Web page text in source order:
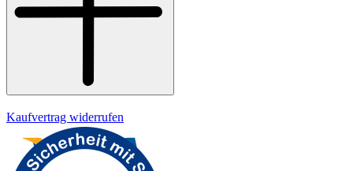
Kaufvertrag widerrufen